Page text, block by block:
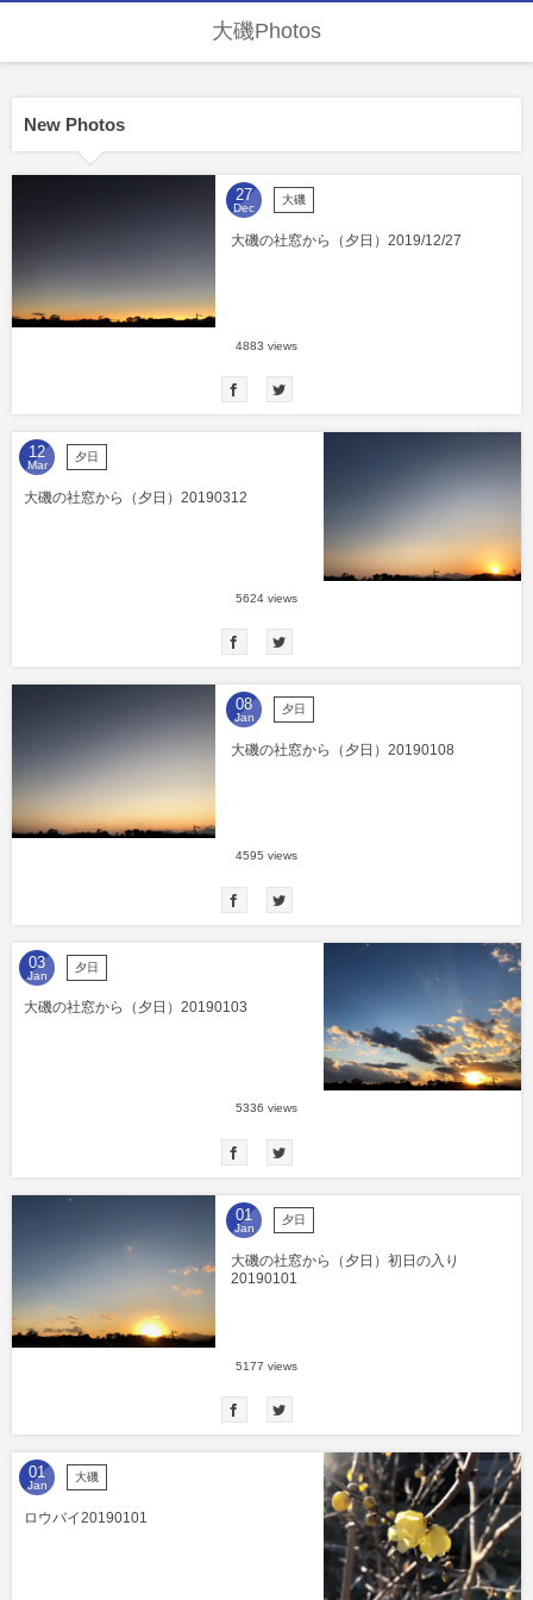
大磯Photos
New Photos
27
Dec
大磯
大磯の社窓から（夕日）2019/12/27
4883 views
12
Mar
夕日
大磯の社窓から（夕日）20190312
5624 views
08
Jan
夕日
大磯の社窓から（夕日）20190108
4595 views
03
Jan
夕日
大磯の社窓から（夕日）20190103
5336 views
01
Jan
夕日
大磯の社窓から（夕日）初日の入り
20190101
5177 views
01
Jan
大磯
ロウバイ20190101